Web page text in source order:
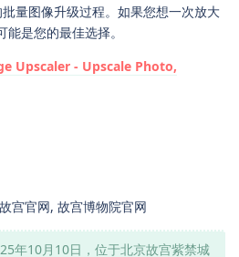
量图像升级过程。如果您想一次放大
能是您的最佳选择。
Upscaler - Upscale Photo,
宫官网, 故宫博物院官网
年10月10日，位于北京故宫紫禁城